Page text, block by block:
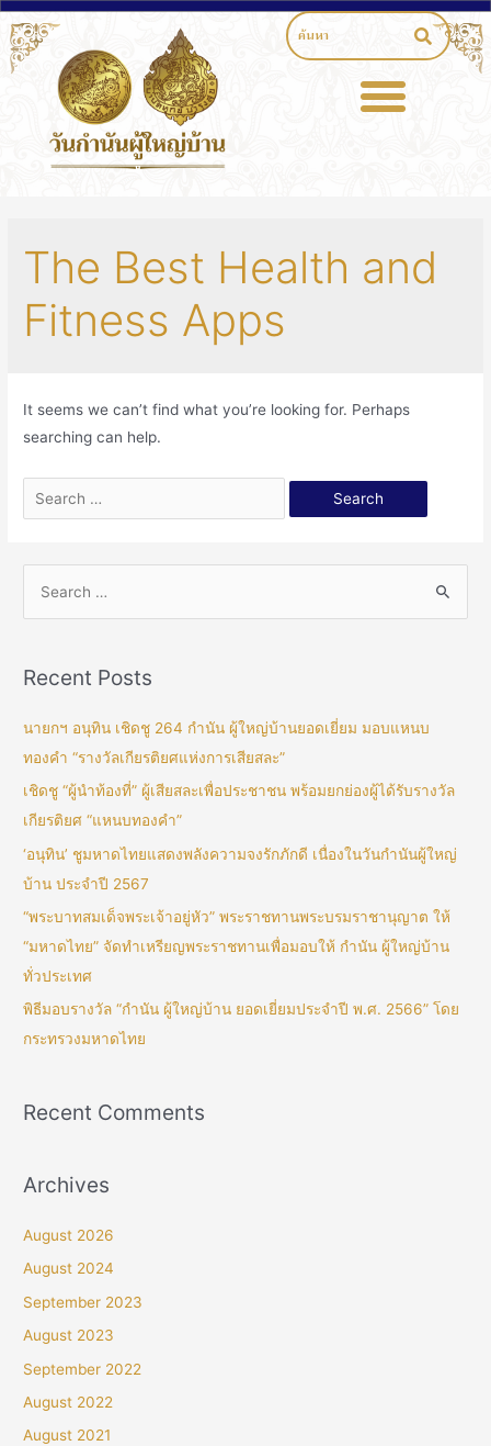
The Best Health and
Fitness Apps
It seems we can’t find what you’re looking for. Perhaps
searching can help.
Recent Posts
นายกฯ อนุทิน เชิดชู 264 กำนัน ผู้ใหญ่บ้านยอดเยี่ยม มอบแหนบ
ทองคำ “รางวัลเกียรติยศแห่งการเสียสละ”
เชิดชู “ผู้นำท้องที่” ผู้เสียสละเพื่อประชาชน พร้อมยกย่องผู้ได้รับรางวัล
เกียรติยศ “แหนบทองคำ”
‘อนุทิน’ ชูมหาดไทยแสดงพลังความจงรักภักดี เนื่องในวันกำนันผู้ใหญ่
บ้าน ประจำปี 2567
“พระบาทสมเด็จพระเจ้าอยู่หัว” พระราชทานพระบรมราชานุญาต ให้
“มหาดไทย” จัดทำเหรียญพระราชทานเพื่อมอบให้ กำนัน ผู้ใหญ่บ้าน
ทั่วประเทศ
พิธีมอบรางวัล “กำนัน ผู้ใหญ่บ้าน ยอดเยี่ยมประจำปี พ.ศ. 2566” โดย
กระทรวงมหาดไทย
Recent Comments
Archives
August 2026
August 2024
September 2023
August 2023
September 2022
August 2022
August 2021